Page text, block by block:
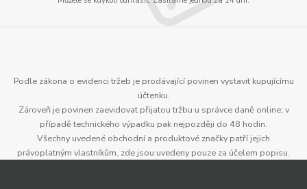
Podle zákona o evidenci tržeb je prodávající povinen vystavit kupujícímu
účtenku.
Zároveň je povinen zaevidovat přijatou tržbu u správce daně online; v
případě technického výpadku pak nejpozději do 48 hodin.
Všechny uvedené obchodní a produktové značky patří jejich
právoplatným vlastníkům, zde jsou uvedeny pouze za účelem popisu.